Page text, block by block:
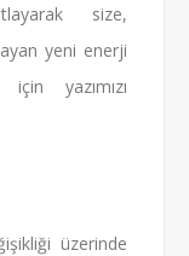
size,
yeni enerji
yazımızı
üzerinde